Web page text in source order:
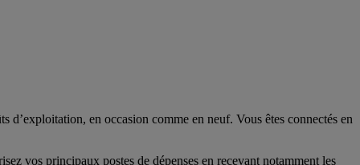
en occasion comme en neuf. Vous êtes connectés en
vos principaux postes de dépenses en recevant notamment les